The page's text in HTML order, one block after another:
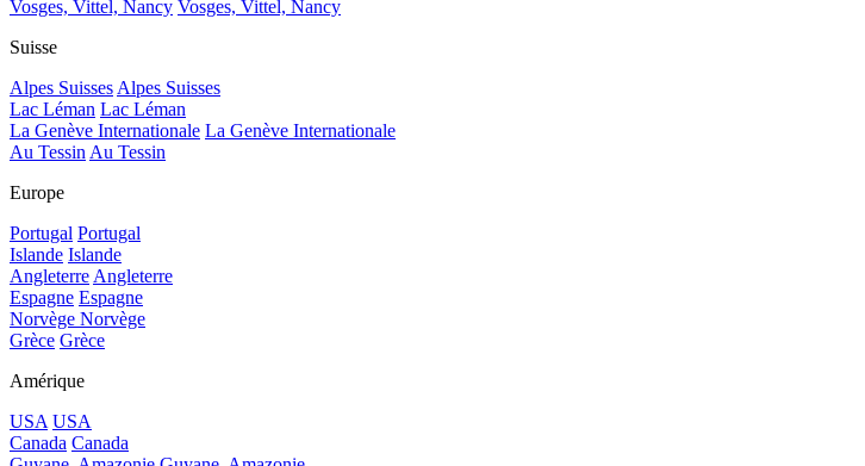
Vosges, Vittel, Nancy Vosges, Vittel, Nancy
Suisse
Alpes SuissesAlpes Suisses
Lac Léman Lac Léman
La Genève Internationale La Genève Internationale
Au TessinAu Tessin
Europe
Portugal Portugal
Islande Islande
AngleterreAngleterre
Espagne Espagne
Norvège Norvège
Grèce Grèce
Amérique
USA USA
Canada Canada